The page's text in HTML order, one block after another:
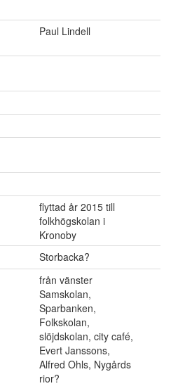
Paul Lindell
flyttad år 2015 till
folkhögskolan i
Kronoby
Storbacka?
från vänster
Samskolan,
Sparbanken,
Folkskolan,
slöjdskolan, city café,
Evert Janssons,
Alfred Ohls, Nygårds
rior?